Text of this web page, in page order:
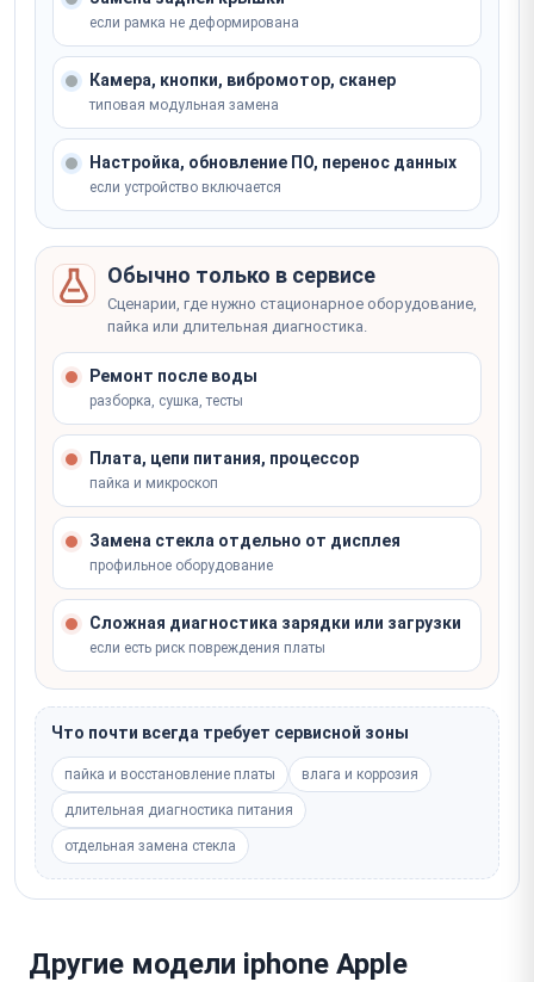
Не уверены, что сломалось? Мастер определит на
месте
Записаться
Записаться
если рамка не деформирована
Камера, кнопки, вибромотор, сканер
типовая модульная замена
Настройка, обновление ПО, перенос данных
если устройство включается
Обычно только в сервисе
Сценарии, где нужно стационарное оборудование,
пайка или длительная диагностика.
Ремонт после воды
разборка, сушка, тесты
Плата, цепи питания, процессор
пайка и микроскоп
Замена стекла отдельно от дисплея
профильное оборудование
Сложная диагностика зарядки или загрузки
если есть риск повреждения платы
Что почти всегда требует сервисной зоны
пайка и восстановление платы влага и коррозия
длительная диагностика питания
отдельная замена стекла
Другие модели iphone Apple